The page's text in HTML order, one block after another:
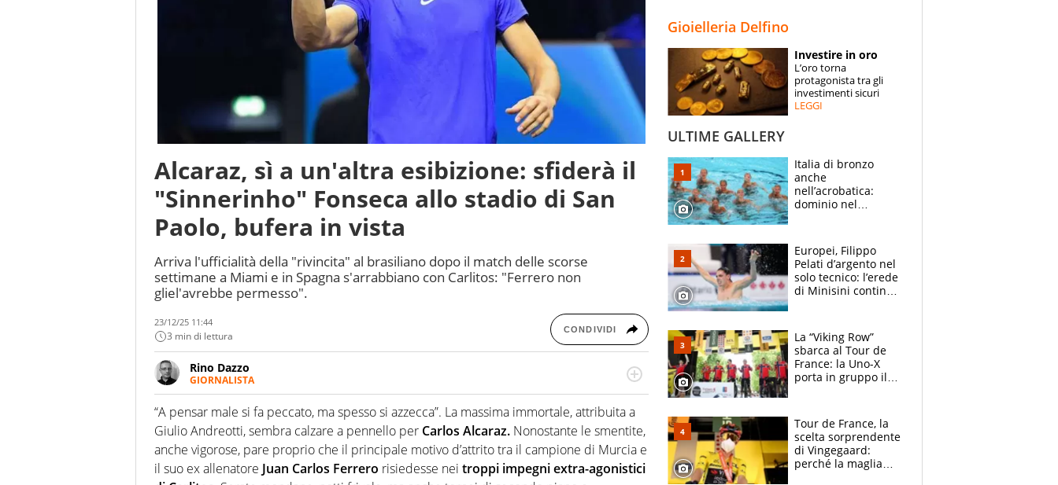
ESPERTI
CONTATTI
Alcaraz, sì a un'altra esibizione: sfiderà il
"Sinnerinho" Fonseca allo stadio di San
Paolo, bufera in vista
Arriva l'ufficialità della "rivincita" al brasiliano dopo il match delle scorse
settimane a Miami e in Spagna s'arrabbiano con Carlitos: "Ferrero non
gliel'avrebbe permesso".
23/12/25 11:44
3 min di lettura CONDIVIDI
Rino Dazzo
GIORNALISTA
Se mai ci fosse modo di traslare il glossario del calcio in una nicchia di esperti, lui ne
farebbe parte. Non si perde una svista arbitrale né gli umori social del mondo delle
curve
“A pensar male si fa peccato, ma spesso si azzecca”. La massima immortale, attribuita a
Giulio Andreotti, sembra calzare a pennello per Carlos Alcaraz. Nonostante le smentite,
anche vigorose, pare proprio che il principale motivo d’attrito tra il campione di Murcia e
il suo ex allenatore Juan Carlos Ferrero risiedesse nei troppi impegni extra-agonistici
Gioielleria Delfino
Investire in oro
L’oro torna
protagonista tra gli
investimenti sicuri
LEGGI
ULTIME GALLERY
Italia di bronzo
anche
nell’acrobatica:
dominio nel
e compagni
continuare
Europei, Filippo
Pelati d’argento nel
solo tecnico: l’erede
di Minisini continua
mirino
La “Viking Row”
sbarca al Tour de
France: la Uno-X
porta in gruppo il
compagni
Tour de France, la
scelta sorprendente
di Vingegaard:
perché la maglia